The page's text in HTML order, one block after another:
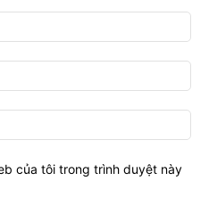
của tôi trong trình duyệt này